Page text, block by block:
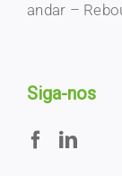
andar –
Siga-nos